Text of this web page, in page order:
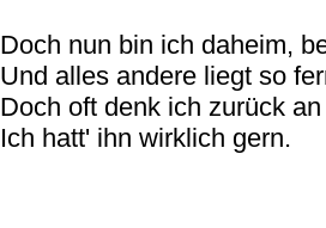
Doch nun bin ich daheim,
Und alles andere liegt so
Doch oft denk ich zurück
Ich hatt' ihn wirklich gern.